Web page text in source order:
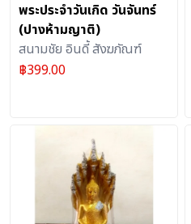
พระประจำวันเกิด วันจันทร์
(ปางห้ามญาติ)
สนามชัย อินดี้ สังฆภัณฑ์
฿399.00